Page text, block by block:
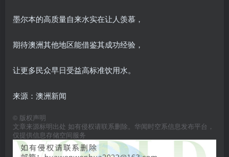
墨尔本的高质量自来水实在让人羡慕，
期待澳洲其他地区能借鉴其成功经验，
让更多民众早日受益高标准饮用水。
来源：澳洲新闻
© 版权声明
文章来源标明出处 如有侵权请联系删除。华闻时空系信息发布平台，
仅提供信息存储空间服务